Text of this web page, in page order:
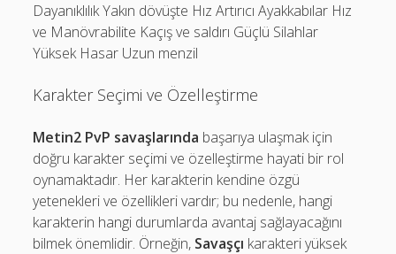
Dayanıklılık Yakın dövüşte Hız Artırıcı Ayakkabılar Hız
ve Manövrabilite Kaçış ve saldırı Güçlü Silahlar
Yüksek Hasar Uzun menzil
Karakter Seçimi ve Özelleştirme
Metin2 PvP savaşlarında başarıya ulaşmak için
doğru karakter seçimi ve özelleştirme hayati bir rol
oynamaktadır. Her karakterin kendine özgü
yetenekleri ve özellikleri vardır; bu nedenle, hangi
karakterin hangi durumlarda avantaj sağlayacağını
bilmek önemlidir. Örneğin, Savaşçı karakteri yüksek